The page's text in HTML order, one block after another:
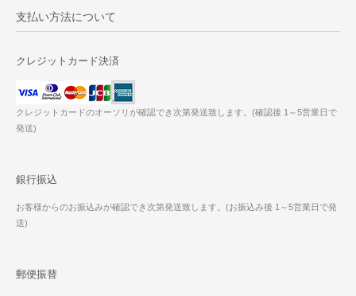
支払い方法について
クレジットカード決済
クレジットカードのオーソリが確認でき次第発送致します。(確認後 1～5営業日で
発送)
銀行振込
お客様からのお振込みが確認でき次第発送致します。(お振込み後 1～5営業日で発
送)
郵便振替